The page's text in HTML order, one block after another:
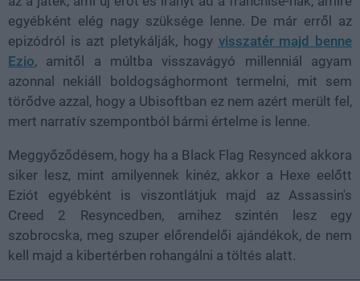
egyébként elég nagy szüksége lenne. De már erről az
epizódról is azt pletykálják, hogy visszatér majd benne
Ezio, amitől a múltba visszavágyó millenniál agyam
azonnal nekiáll boldogsághormont termelni, mit sem
törődve azzal, hogy a Ubisoftban ez nem azért merült fel,
mert narratív szempontból bármi értelme is lenne.
Meggyőződésem, hogy ha a Black Flag Resynced akkora
siker lesz, mint amilyennek kinéz, akkor a Hexe eelőtt
Eziót egyébként is viszontlátjuk majd az Assassin's
Creed 2 Resyncedben, amihez szintén lesz egy
szobrocska, meg szuper előrendelői ajándékok, de nem
kell majd a kibertérben rohangálni a töltés alatt.